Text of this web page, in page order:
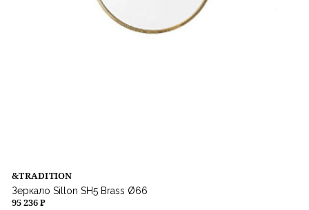
&TRADITION
Зеркало Sillon SH5 Brass Ø66
95 236 ₽